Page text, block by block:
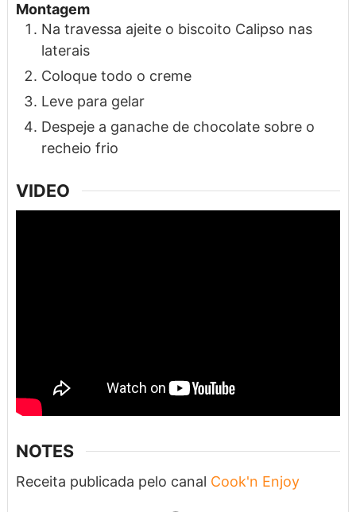
Montagem
Na travessa ajeite o biscoito Calipso nas
laterais
Coloque todo o creme
Leve para gelar
Despeje a ganache de chocolate sobre o
recheio frio
VIDEO
NOTES
Receita publicada pelo canal Cook'n Enjoy